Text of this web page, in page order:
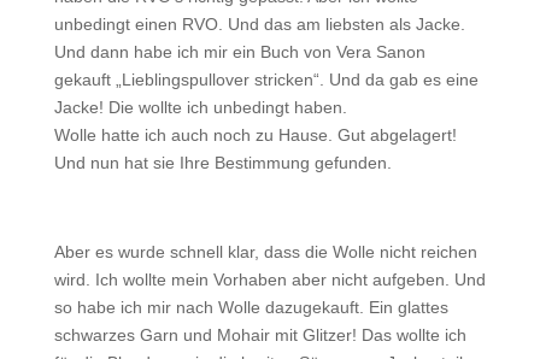
unbedingt einen RVO. Und das am liebsten als Jacke.
Und dann habe ich mir ein Buch von Vera Sanon
gekauft „Lieblingspullover stricken“. Und da gab es eine
Jacke! Die wollte ich unbedingt haben.
Wolle hatte ich auch noch zu Hause. Gut abgelagert!
Und nun hat sie Ihre Bestimmung gefunden.
Aber es wurde schnell klar, dass die Wolle nicht reichen
wird. Ich wollte mein Vorhaben aber nicht aufgeben. Und
so habe ich mir nach Wolle dazugekauft. Ein glattes
schwarzes Garn und Mohair mit Glitzer! Das wollte ich